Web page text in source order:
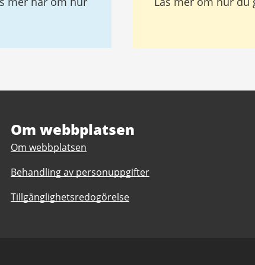
Om webbplatsen
Om webbplatsen
Behandling av personuppgifter
Tillgänglighetsredogörelse